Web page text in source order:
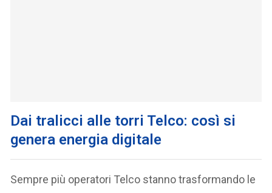
Dai tralicci alle torri Telco: così si
genera energia digitale
Sempre più operatori Telco stanno trasformando le